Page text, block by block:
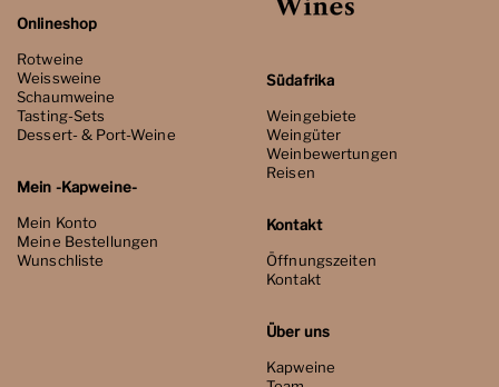
Onlineshop
Rotweine
Weissweine
Schaumweine
Tasting-Sets
Dessert- & Port-Weine
Mein -Kapweine-
Mein Konto
Meine Bestellungen
Wunschliste
Südafrika
Weingebiete
Weingüter
Weinbewertungen
Reisen
Kontakt
Öffnungszeiten
Kontakt
Über uns
Kapweine